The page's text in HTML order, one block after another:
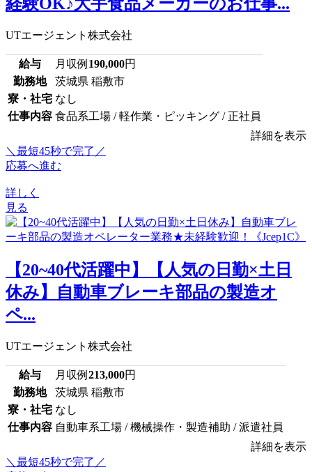
UTエージェント株式会社
給与 月収例 190,000円
勤務地
茨城県 稲敷市
寮・社宅 なし
仕事内容 食品系工場 / 軽作業・ピッキング / 正社員
詳細を表示
＼最短45秒で完了／
応募へ進む
詳しく
見る
【20~40代活躍中】【人気の日勤×土日
休み】自動車ブレーキ部品の製造オ
ペ...
UTエージェント株式会社
給与 月収例 213,000円
勤務地
茨城県 稲敷市
寮・社宅 なし
仕事内容 自動車系工場 / 機械操作・製造補助 / 派遣社員
詳細を表示
＼最短45秒で完了／